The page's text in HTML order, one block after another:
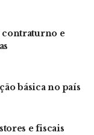
contraturno e
básica no país
e fiscais